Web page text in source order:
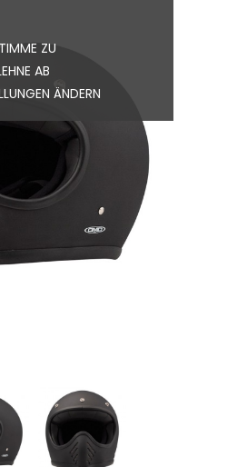
ZU
AB
ÄNDERN